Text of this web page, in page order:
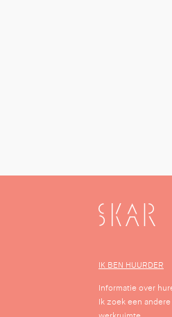
SKAR
IK BEN HUURDER
Informatie over
Ik zoek een andere